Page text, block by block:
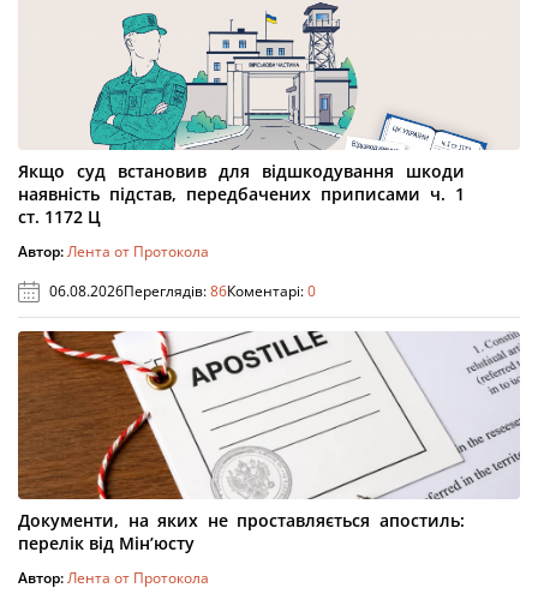
Якщо суд встановив для відшкодування шкоди
наявність підстав, передбачених приписами ч. 1
ст. 1172 Ц
Автор:Лента от Протокола
06.08.2026Переглядів:86Коментарі:0
Документи, на яких не проставляється апостиль:
перелік від Мін’юсту
Автор:Лента от Протокола